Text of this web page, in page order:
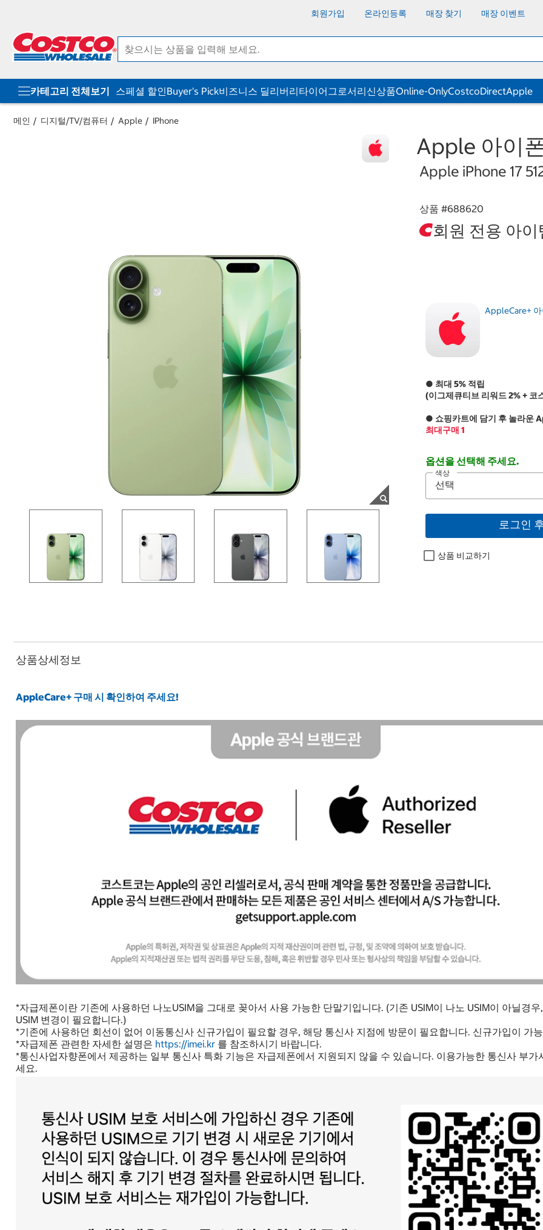
회원가입 온라인등록 매장 찾기 매장 이벤트
카테고리 전체보기 스페셜 할인Buyer's Pick비즈니스 딜리버리타이어그로서리신상품Online-OnlyCostcoDirectApple
메인 디지털/TV/컴퓨터 Apple IPhone
Apple 아이
Apple iPhone 17
상품 #688620
회원 전용 아이
AppleCare+ 아
● 최대 5% 적립
(이그제큐티브 리워드 2% + 코
● 쇼핑카트에 담기 후 놀라운
최대구매 1
옵션을 선택해 주세요.
색상
로그인
상품 비교하기
상품상세정보
AppleCare+ 구매 시 확인하여 주세요!
*자급제폰이란 기존에 사용하던 나노USIM을 그대로 꽂아서 사용 가능한 단말기입니다. (기존 USIM이 나노 USIM이 아닐경
USIM 변경이 필요합니다.)
*기존에 사용하던 회선이 없어 이동통신사 신규가입이 필요할 경우, 해당 통신사 지점에 방문이 필요합니다. 신규가입이 가
*자급제폰 관련한 자세한 설명은 https://imei.kr 를 참조하시기 바랍니다.
*통신사업자향폰에서 제공하는 일부 통신사 특화 기능은 자급제폰에서 지원되지 않을 수 있습니다. 이용가능한 통신사 부
세요.